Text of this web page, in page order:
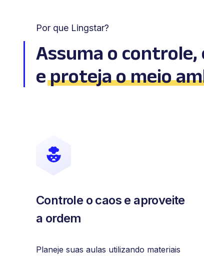
Por que Lingstar?
Assuma o
eproteja o meio
Controle o caos e aproveite
a ordem
Planeje suas aulas utilizando materiais